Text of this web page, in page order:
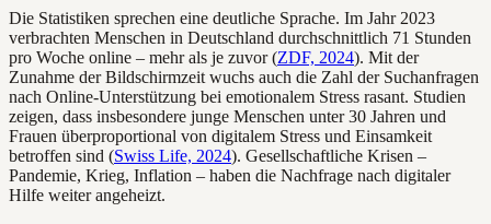
Die Statistiken sprechen eine deutliche Sprache. Im Jahr 2023
verbrachten Menschen in Deutschland durchschnittlich 71 Stunden
pro Woche online – mehr als je zuvor (ZDF, 2024). Mit der
Zunahme der Bildschirmzeit wuchs auch die Zahl der Suchanfragen
nach Online-Unterstützung bei emotionalem Stress rasant. Studien
zeigen, dass insbesondere junge Menschen unter 30 Jahren und
Frauen überproportional von digitalem Stress und Einsamkeit
betroffen sind (Swiss Life, 2024). Gesellschaftliche Krisen –
Pandemie, Krieg, Inflation – haben die Nachfrage nach digitaler
Hilfe weiter angeheizt.